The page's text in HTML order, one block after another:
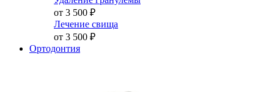
от 3 500 ₽
Лечение свища
от 3 500 ₽
Ортодонтия